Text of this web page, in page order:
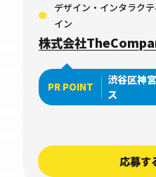
デザイン・インタラク
イン
株式会社
PR POINT
渋谷区神
ス
応募す